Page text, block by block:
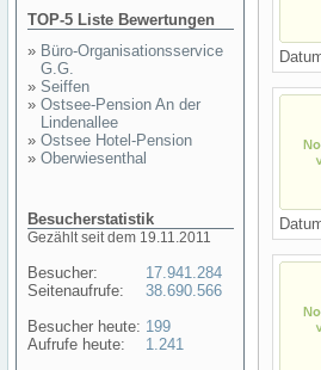
TOP-5 Liste Bewertungen
» Büro-Organisationsservice
G.G.
» Seiffen
» Ostsee-Pension An der
Lindenallee
» Ostsee Hotel-Pension
» Oberwiesenthal
Besucherstatistik
Gezählt seit dem 19.11.2011
Besucher:
Seitenaufrufe:
Besucher heute:
Aufrufe heute:
17.941.284
38.690.566
199
1.241